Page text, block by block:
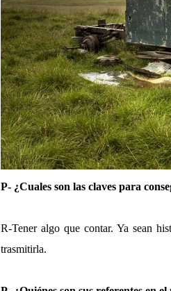
P- ¿Cuales son las claves para
R-Tener algo que contar. Ya sean
trasmitirla.